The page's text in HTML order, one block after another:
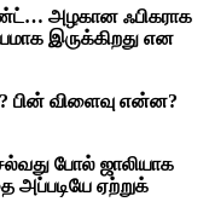
அழகான ஃபிகராக
இருக்கிறது என
பின் விளைவு என்ன?
போல் ஜாலியாக
ஏற்றுக்